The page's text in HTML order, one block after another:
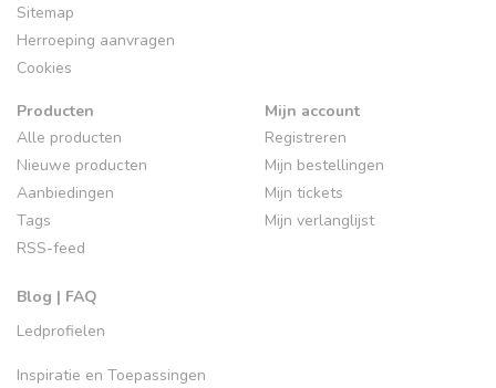
Sitemap
Herroeping aanvragen
Cookies
Producten
Alle producten
Nieuwe producten
Aanbiedingen
Tags
RSS-feed
Blog | FAQ
Ledprofielen
Inspiratie en Toepassingen
Mijn account
Registreren
Mijn bestellingen
Mijn tickets
Mijn verlanglijst